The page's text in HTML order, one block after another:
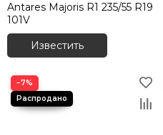
Antares Majoris R1 235/55 R19
101V
Известить
−7%